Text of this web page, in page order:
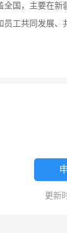
全国，主要在新
员工共同发展、
更新